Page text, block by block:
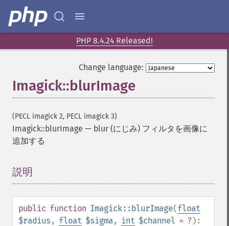
PHP 8.4.24 Released!
Change language:
Imagick::blurImage
(PECL imagick 2, PECL imagick 3)
Imagick::blurImage — blur (にじみ) フィルタを画像に
追加する
説明
public function Imagick::blurImage(float
$radius , float $sigma, int $channel = ? ):